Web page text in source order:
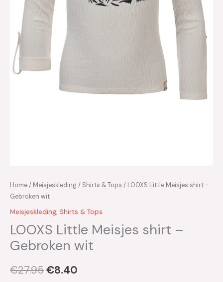
Home/ Meisjeskleding/ Shirts & Tops / LOOXS Little Meisjes shirt –
Gebroken wit
Meisjeskleding, Shirts & Tops
LOOXS Little Meisjes shirt –
Gebroken wit
€27.95€8.40